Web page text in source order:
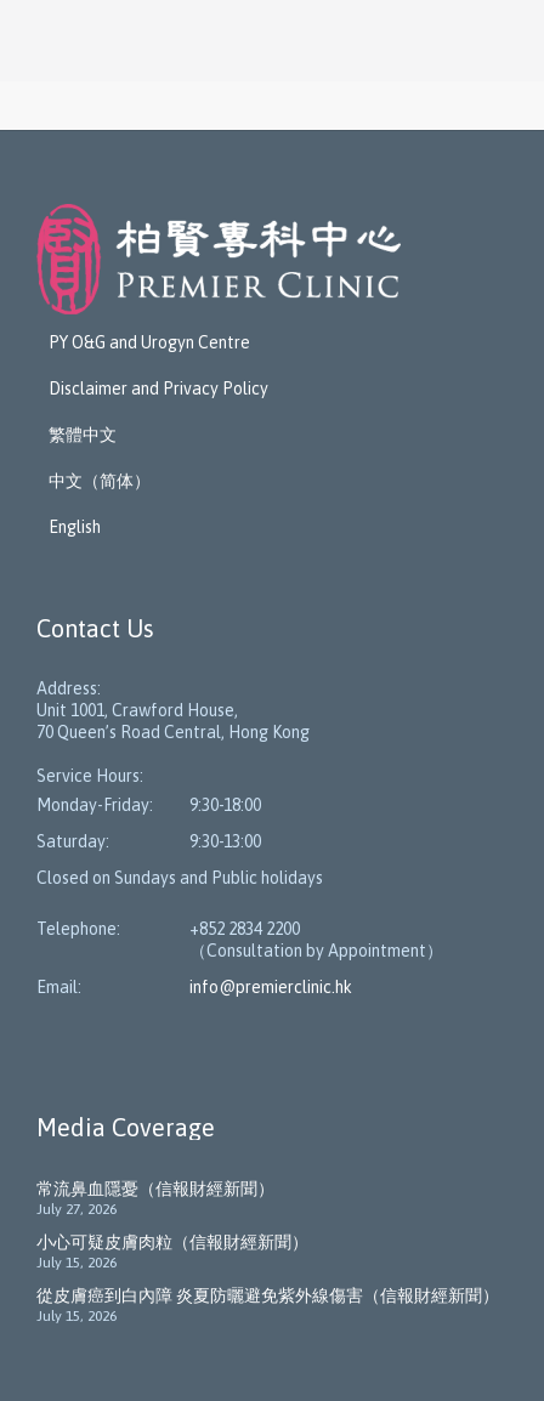
PY O&G and Urogyn Centre
Disclaimer and Privacy Policy
繁體中文
中文（简体）
English
Contact Us
Address:
Unit 1001, Crawford House,
70 Queen’s Road Central, Hong Kong
Service Hours:
Monday-Friday:
9:30-18:00
Saturday:
9:30-13:00
Closed on Sundays and Public holidays
Telephone:
+852 2834 2200
（Consultation by Appointment）
Email:
info@premierclinic.hk
Media Coverage
常流鼻血隱憂（信報財經新聞）
July 27, 2026
小心可疑皮膚肉粒（信報財經新聞）
July 15, 2026
從皮膚癌到白內障 炎夏防曬避免紫外線傷害（信報財經新聞）
July 15, 2026